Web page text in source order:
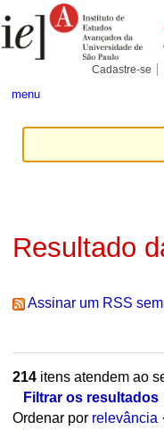
para
conteúdo.
Pessoais
Cadastre-se
menu
Resultado
Assinar um RSS
214itens atendem ao
Filtrar os resultados
Ordenar por relevância ·